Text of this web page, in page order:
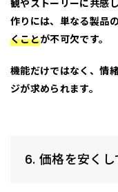
観やストーリーに共感
作りには、単なる製品
くことが不可欠です。
機能だけではなく、情
ジが求められます。
6. 価格を安く